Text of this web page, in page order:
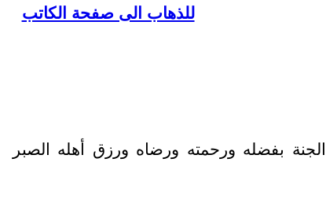
للذهاب الى صفحة الكاتب
بفضله ورحمته ورضاه ورزق أهله الصبر